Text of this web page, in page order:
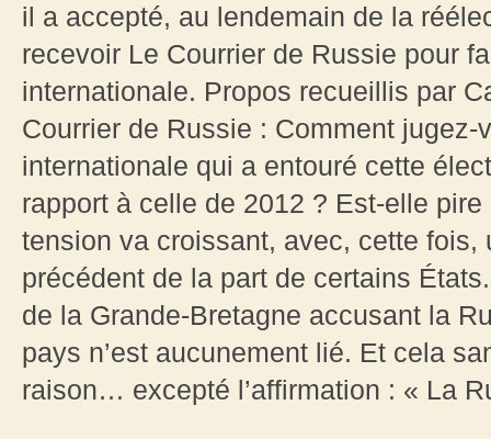
il a accepté, au lendemain de la
recevoir Le Courrier de Russie pour
internationale. Propos recueillis par
Courrier de Russie : Comment jugez-
internationale qui a entouré cette
rapport à celle de 2012 ? Est-elle
tension va croissant, avec, cette
précédent de la part de certains
de la Grande-Bretagne accusant la
pays n’est aucunement lié. Et cela
raison… excepté l’affirmation : « La